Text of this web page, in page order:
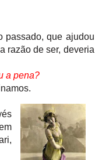
passado, que ajudou
razão de ser, deveria
a pena?